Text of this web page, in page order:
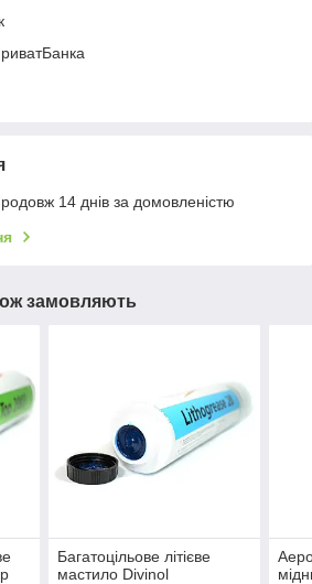
14 днів за домовленістю
замовляють
Багатоцільове літієве
мастило Divinol